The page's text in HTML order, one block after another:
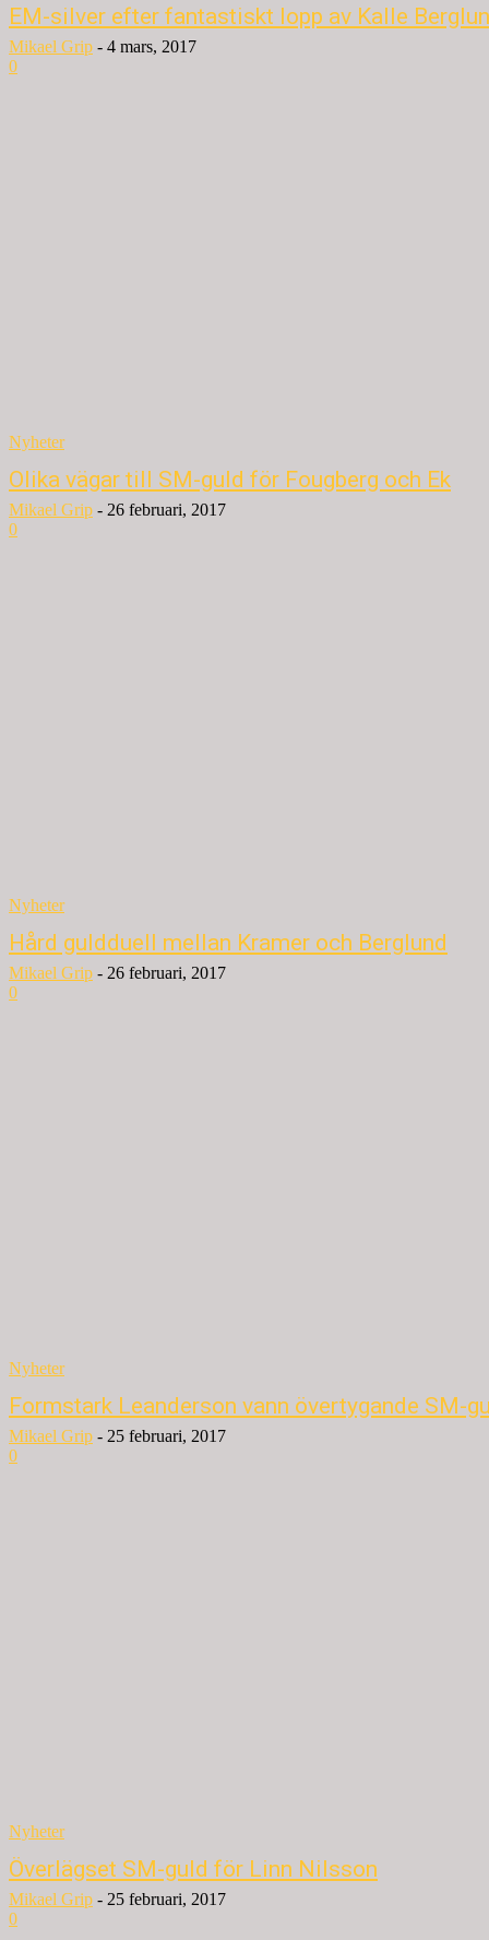
EM-silver efter fantastiskt lopp av Kalle
Mikael Grip - 4 mars, 2017
0
Nyheter
Olika vägar till SM-guld för Fougberg och Ek
Mikael Grip - 26 februari, 2017
0
Nyheter
Hård guldduell mellan Kramer och Berglund
Mikael Grip - 26 februari, 2017
0
Nyheter
Formstark Leanderson vann övertygande SM-
Mikael Grip - 25 februari, 2017
0
Nyheter
Överlägset SM-guld för Linn Nilsson
Mikael Grip - 25 februari, 2017
0